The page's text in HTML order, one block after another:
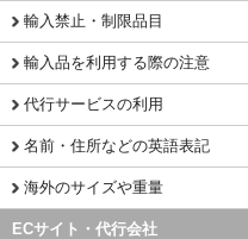
輸入禁止・制限品目
輸入品を利用する際の注意
代行サービスの利用
名前・住所などの英語表記
海外のサイズや重量
ECサイト・代行会社